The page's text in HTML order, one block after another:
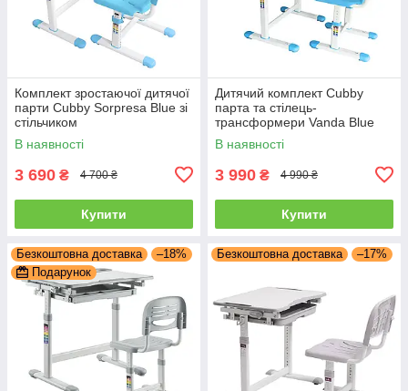
Комплект зростаючої дитячої
парти Cubby Sorpresa Blue зі
стільчиком
В наявності
3 690 ₴ 4 700 ₴
Купити
Дитячий комплект Cubby
парта та стілець-
трансформери Vanda Blue
В наявності
3 990 ₴ 4 990 ₴
Купити
Безкоштовна доставка
–18%
Подарунок
Безкоштовна доставка –17%